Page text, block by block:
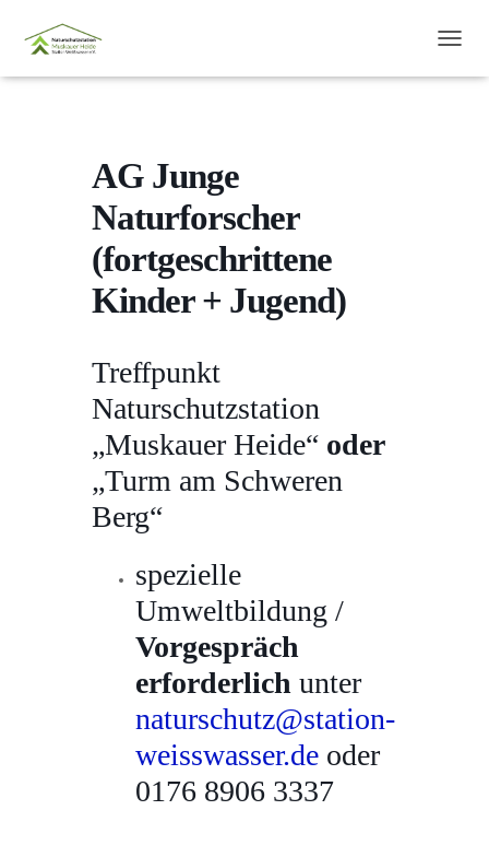
A
AG Junge
Naturforscher
(fortgeschrittene
Kinder + Jugend)
Treffpunkt
Naturschutzstation
„Muskauer Heide“ oder
„Turm am Schweren
Berg“
spezielle
Umweltbildung /
Vorgespräch
erforderlich unter
naturschutz@station-
weisswasser.de oder
0176 8906 3337